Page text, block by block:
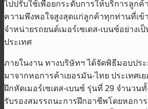
ไปปรับใช้เพื่อยกระดับการให้บริการลูกค้
ความพึงพอใจสูงสุดแก่ลูกค้าทุกท่านที่เข้
จำหน่ายรถยนต์เมอร์เซเดส-เบนซ์อย่างเ
ประเทศ
ภายในงาน ทางบริษัทฯ ได้จัดพิธีมอบปร
มาจากหอการค้าเยอรมัน-ไทย ประเทศเ
ฝึกหัดเมอร์เซเดส-เบนซ์ รุ่นที่ 29 จำนวน
รับรองสมรรถนะการฝึกอาชีพโดยหอกา